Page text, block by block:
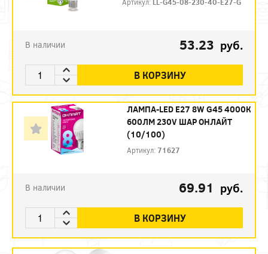
В наличии 53.23 руб.
В КОРЗИНУ
ЛАМПА-LED E27 8W G45 4000К
600ЛМ 230V ШАР ОНЛАЙТ
(10/100)
Артикул:71627
В наличии 69.91 руб.
В КОРЗИНУ